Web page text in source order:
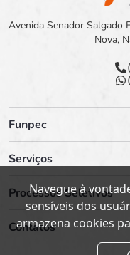
Avenida Senador Salgado
Nova,
Funpec
Serviços
Processos Seletivos
Contatos
Navegue à
sensíveis dos
armazena cookies